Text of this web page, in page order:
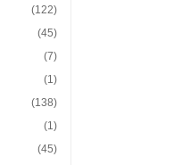
(122)
(45)
(7)
(1)
(138)
(1)
(45)